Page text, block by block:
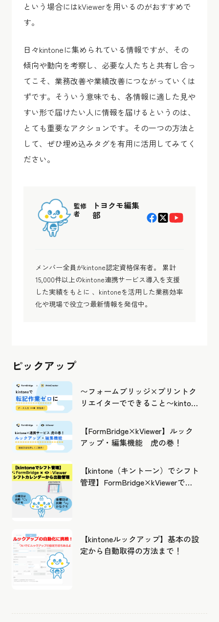
という場合にはkViewerを用いるのがおすすめで
す。
日々kintoneに集められている情報ですが、その
傾向や動向を考察し、必要な人たちと共有し合っ
てこそ、業務改善や業績改善につながっていくは
ずです。そういう意味でも、各情報に適した見や
すい形で届けたい人に情報を届けるというのは、
とても重要なアクションです。その一つの方法と
して、ぜひ埋め込みタグを有用に活用してみてく
ださい。
監修
者
トヨクモ編集
部
メンバー全員がkintone認定資格保有者。 累計
15,000件以上のkintone連携サービス導入を支援
した実績をもとに 、kintoneを活用した業務効率
化や現場で役立つ最新情報を発信中。
ピックアップ
〜フォームブリッジ×プリントク
リエイターでできること〜kintone
【FormBridge×kViewer】ルック
アップ・編集機能 虎の巻！
【kintone（キントーン）でシフト
管理】FormBridge×kViewerで作
【kintoneルックアップ】基本の設
定から自動取得の方法まで！